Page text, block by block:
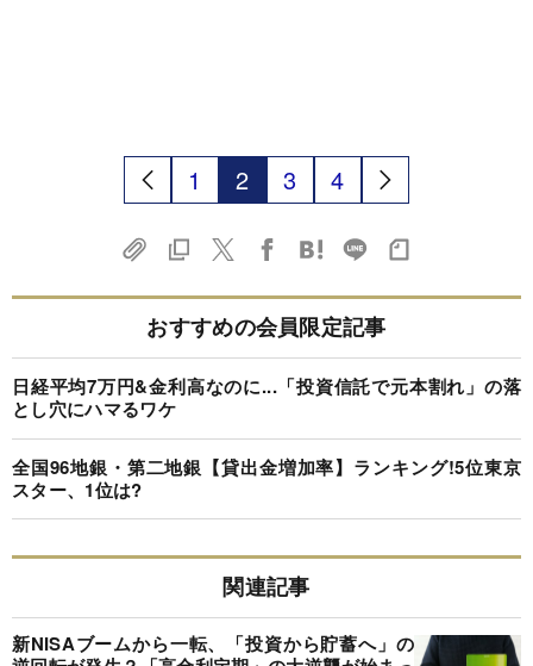
1 2 3 4
おすすめの会員限定記事
日経平均7万円&金利高なのに...「投資信託で元本割れ」の落
とし穴にハマるワケ
全国96地銀・第二地銀【貸出金増加率】ランキング!5位東京
スター、1位は?
関連記事
新NISAブームから一転、「投資から貯蓄へ」の